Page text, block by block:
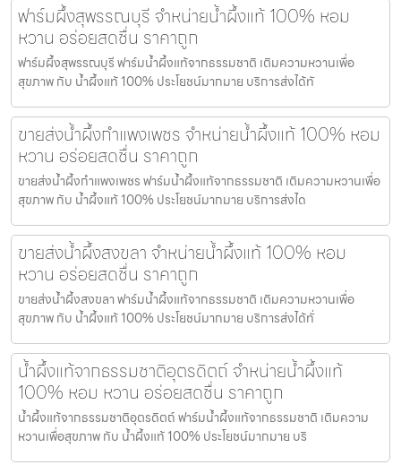
ฟาร์มผึ้งสุพรรณบุรี จำหน่ายน้ำผึ้งแท้ 100% หอม
หวาน อร่อยสดชื่น ราคาถูก
ฟาร์มผึ้งสุพรรณบุรี ฟาร์มน้ำผึ้งแท้จากธรรมชาติ เติมความหวานเพื่อ
สุขภาพ กับ น้ำผึ้งแท้ 100% ประโยชน์มากมาย บริการส่งได้ทั
ขายส่งน้ำผึ้งกำแพงเพชร จำหน่ายน้ำผึ้งแท้ 100% หอม
หวาน อร่อยสดชื่น ราคาถูก
ขายส่งน้ำผึ้งกำแพงเพชร ฟาร์มน้ำผึ้งแท้จากธรรมชาติ เติมความหวานเพื่อ
สุขภาพ กับ น้ำผึ้งแท้ 100% ประโยชน์มากมาย บริการส่งได
ขายส่งน้ำผึ้งสงขลา จำหน่ายน้ำผึ้งแท้ 100% หอม
หวาน อร่อยสดชื่น ราคาถูก
ขายส่งน้ำผึ้งสงขลา ฟาร์มน้ำผึ้งแท้จากธรรมชาติ เติมความหวานเพื่อ
สุขภาพ กับ น้ำผึ้งแท้ 100% ประโยชน์มากมาย บริการส่งได้ทั่
น้ำผึ้งแท้จากธรรมชาติอุตรดิตถ์ จำหน่ายน้ำผึ้งแท้
100% หอม หวาน อร่อยสดชื่น ราคาถูก
น้ำผึ้งแท้จากธรรมชาติอุตรดิตถ์ ฟาร์มน้ำผึ้งแท้จากธรรมชาติ เติมความ
หวานเพื่อสุขภาพ กับ น้ำผึ้งแท้ 100% ประโยชน์มากมาย บริ